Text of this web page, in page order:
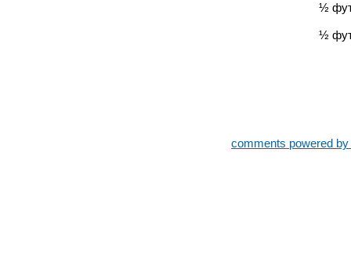
½ футбольного
½ футбольного
comments powered